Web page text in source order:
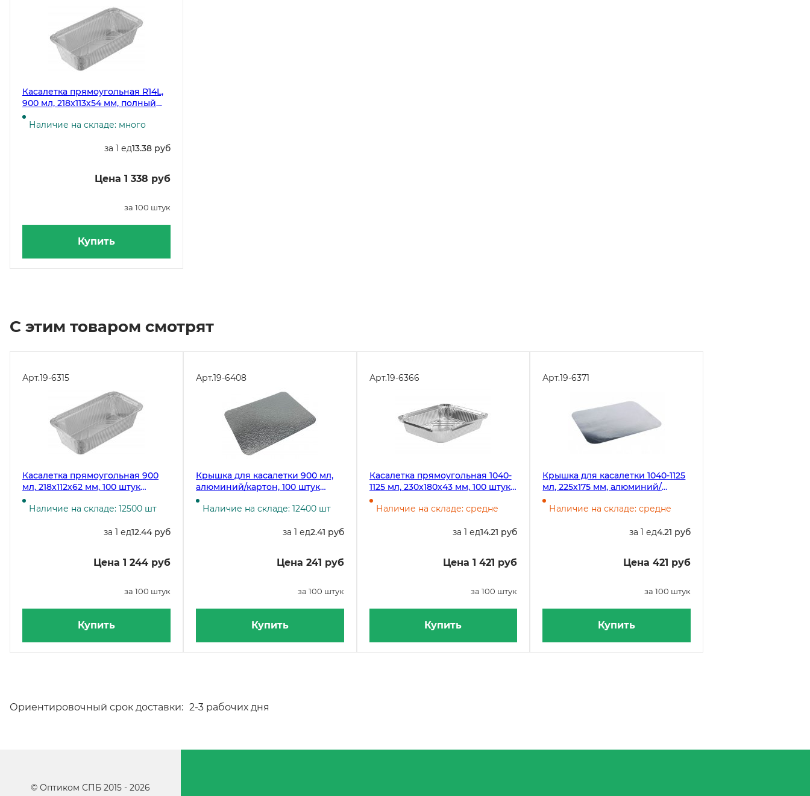
Касалетка прямоугольная R14L,
900 мл, 218х113х54 мм, полный
объем 940 мл, 100 штук (крышка
19-5209)
Наличие на складе: много
за 1 ед13.38 руб
Цена 1 338 руб
за 100 штук
Купить
С этим товаром смотрят
Арт.19-6315
Касалетка прямоугольная 900
мл, 218х112х62 мм, 100 штук
(крышка 19-6408, 19-5540)
Наличие на складе: 12500 шт
за 1 ед12.44 руб
Цена 1 244 руб
за 100 штук
Купить
Арт.19-6408
Крышка для касалетки 900 мл,
алюминий/картон, 100 штук
(касалетка 19-6315)
Наличие на складе: 12400 шт
за 1 ед2.41 руб
Цена 241 руб
за 100 штук
Купить
Арт.19-6366
Касалетка прямоугольная 1040-
1125 мл, 230х180х43 мм, 100 штук
(крышка 19-6371)
Наличие на складе: средне
за 1 ед14.21 руб
Цена 1 421 руб
за 100 штук
Купить
Арт.19-6371
Крышка для касалетки 1040-1125
мл, 225х175 мм, алюминий/
картон, 100 штук (касалетка 19-
6366)
Наличие на складе: средне
за 1 ед4.21 руб
Цена 421 руб
за 100 штук
Купить
Ориентировочный срок доставки: 2-3 рабочих дня
© Оптиком СПБ 2015 - 2026